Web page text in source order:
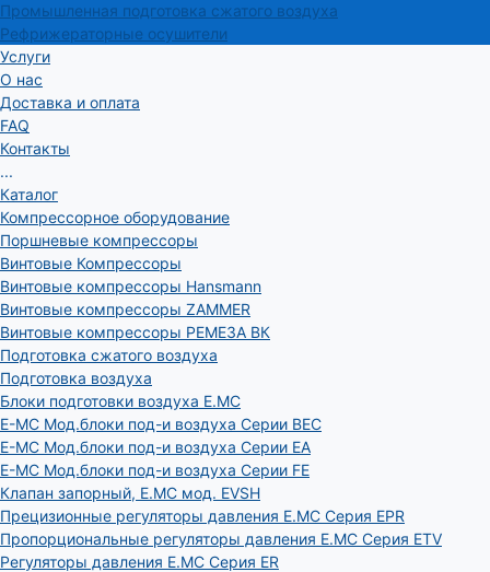
Промышленная подготовка сжатого воздуха
Рефрижераторные осушители
Услуги
О нас
Доставка и оплата
FAQ
Контакты
...
Каталог
Компрессорное оборудование
Поршневые компрессоры
Винтовые Компрессоры
Винтовые компрессоры Hansmann
Винтовые компрессоры ZAMMER
Винтовые компрессоры РЕМЕЗА ВК
Подготовка сжатого воздуха
Подготовка воздуха
Блоки подготовки воздуха E.MC
E-MC Мод.блоки под-и воздуха Серии BEC
E-MC Мод.блоки под-и воздуха Серии EA
E-MC Мод.блоки под-и воздуха Серии FE
Клапан запорный, E.MC мод. EVSH
Прецизионные регуляторы давления E.MC Серия EPR
Пропорциональные регуляторы давления E.MC Серия ETV
Регуляторы давления E.MC Серия ER